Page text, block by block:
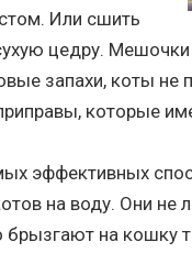
Или сшить
цедру. Мешочки
запахи, коты не
которые
эффективных
на воду. Они не
брызгают на кошку